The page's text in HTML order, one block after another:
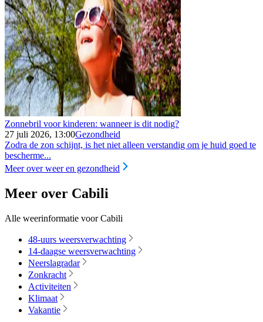
Zonnebril voor kinderen: wanneer is dit nodig?
27 juli 2026, 13:00Gezondheid
Zodra de zon schijnt, is het niet alleen verstandig om je huid goed te
bescherme...
Meer over weer en gezondheid
Meer over Cabili
Alle weerinformatie voor Cabili
48-uurs weersverwachting
14-daagse weersverwachting
Neerslagradar
Zonkracht
Activiteiten
Klimaat
Vakantie